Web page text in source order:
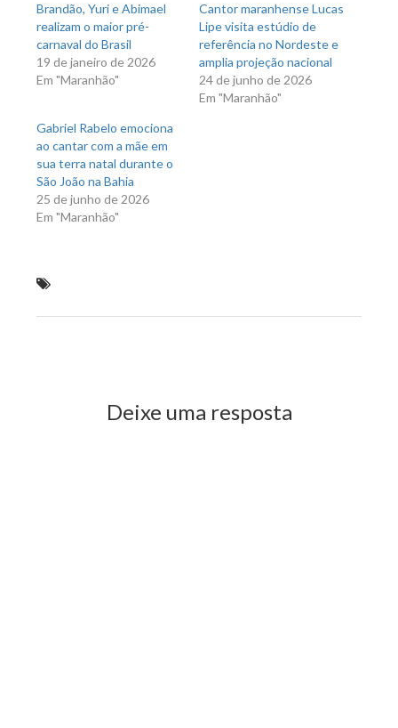
Brandão, Yuri e Abimael
realizam o maior pré-
carnaval do Brasil
19 de janeiro de 2026
Em "Maranhão"
Cantor maranhense Lucas
Lipe visita estúdio de
referência no Nordeste e
amplia projeção nacional
24 de junho de 2026
Em "Maranhão"
Gabriel Rabelo emociona
ao cantar com a mãe em
sua terra natal durante o
São João na Bahia
25 de junho de 2026
Em "Maranhão"
Deixe uma resposta